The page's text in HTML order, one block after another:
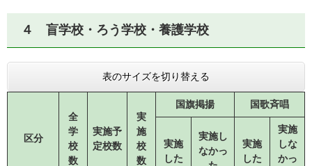
４ 盲学校・ろう学校・養護学校
表のサイズを切り替える
区分
全
学
校
数
実施予
定校数
実
施
校
数
国旗掲揚 国歌斉唱
実施
した
実施し
なかっ
実施
した
実施
しな
かっ